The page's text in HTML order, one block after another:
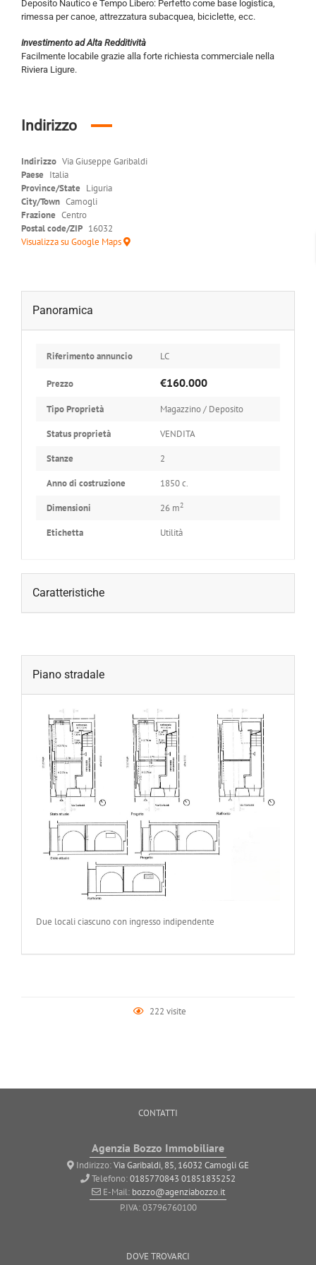
Deposito Nautico e Tempo Libero: Perfetto come base logistica,
rimessa per canoe, attrezzatura subacquea, biciclette, ecc.
Investimento ad Alta Redditività
Facilmente locabile grazie alla forte richiesta commerciale nella
Riviera Ligure.
Indirizzo
Indirizzo Via Giuseppe Garibaldi
Paese Italia
Province/State Liguria
City/Town Camogli
Frazione Centro
Postal code/ZIP 16032
Visualizza su Google Maps
Panoramica
Riferimento annuncio LC
Prezzo €160.000
Tipo Proprietà Magazzino / Deposito
Status proprietà VENDITA
Stanze 2
Anno di costruzione 1850 c.
Dimensioni 26 m2
Etichetta Utilità
Caratteristiche
Piano stradale
Due locali ciascuno con ingresso indipendente
222 visite
CONTATTI
Agenzia Bozzo Immobiliare
Indirizzo:Via Garibaldi, 85, 16032 Camogli GE
Telefono:0185770843 01851835252
E-Mail: bozzo@agenziabozzo.it
P.IVA: 03796760100
DOVE TROVARCI